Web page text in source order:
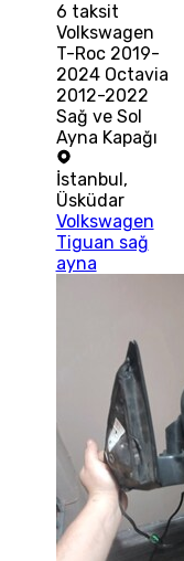
6 taksit
Volkswagen
T-Roc 2019-
2024 Octavia
2012-2022
Sağ ve Sol
Ayna Kapağı
İstanbul ,
Üsküdar
Volkswagen
Tiguan sağ
ayna